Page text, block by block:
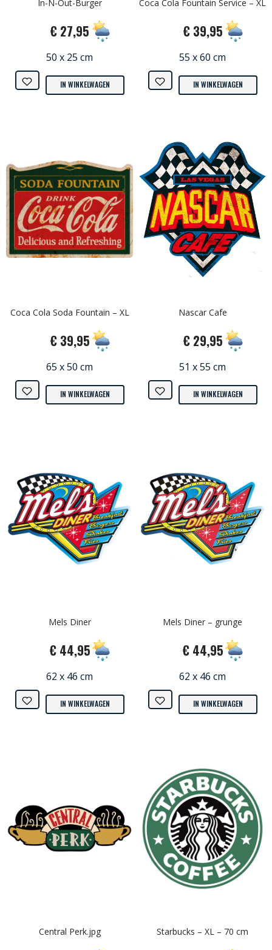
In-N-Out-Burger
€ 27,95
50 x 25 cm
IN WINKELWAGEN
Coca Cola Fountain Service – XL
€ 39,95
55 x 60 cm
IN WINKELWAGEN
Coca Cola Soda Fountain – XL
€ 39,95
65 x 50 cm
IN WINKELWAGEN
Nascar Cafe
€ 29,95
51 x 55 cm
IN WINKELWAGEN
Mels Diner
€ 44,95
62 x 46 cm
IN WINKELWAGEN
Mels Diner – grunge
€ 44,95
62 x 46 cm
IN WINKELWAGEN
Central Perk.jpg Starbucks – XL – 70 cm